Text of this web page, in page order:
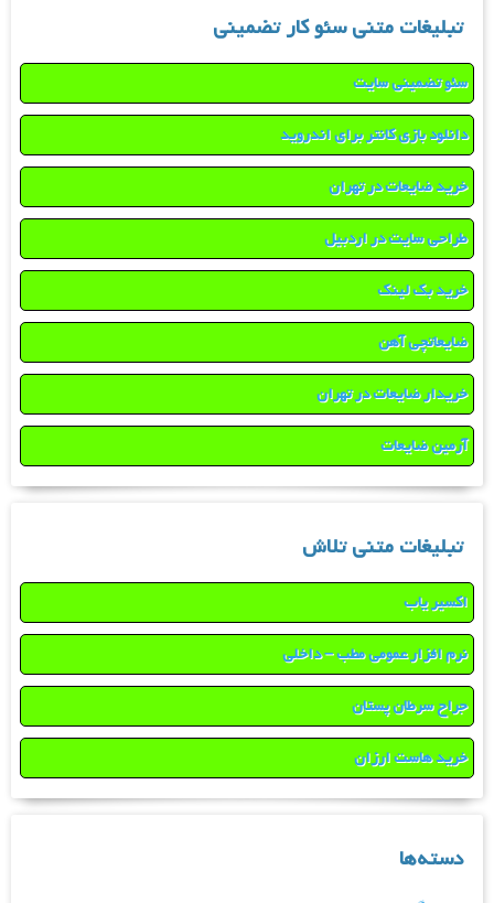
تبلیغات متنی سئو کار تضمینی
سئو تضمینی سایت
دانلود بازی کانتر برای اندروید
خرید ضایعات در تهران
طراحی سایت در اردبیل
خرید بک لینک
ضایعاتچی آهن
خریدار ضایعات در تهران
آرمین ضایعات
تبلیغات متنی تلاش
اکسیر یاب
نرم افزار عمومی مطب – داخلی
جراح سرطان پستان
خرید هاست ارزان
دسته‌ها